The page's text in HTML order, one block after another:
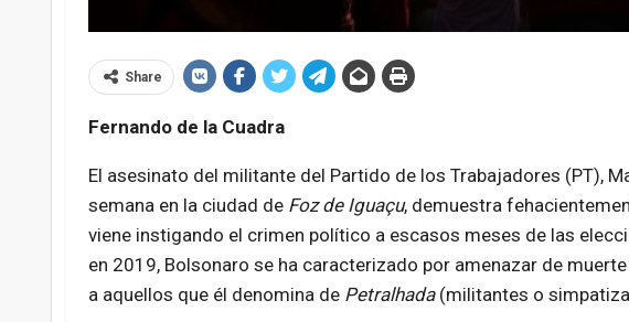
Share
Fernando de la Cuadra
El asesinato del militante del Partido de los Trabajadores (PT),
semana en la ciudad de Foz de Iguaçu, demuestra
viene instigando el crimen político a escasos meses de las
en 2019, Bolsonaro se ha caracterizado por amenazar de
a aquellos que él denomina de Petralhada(militantes o